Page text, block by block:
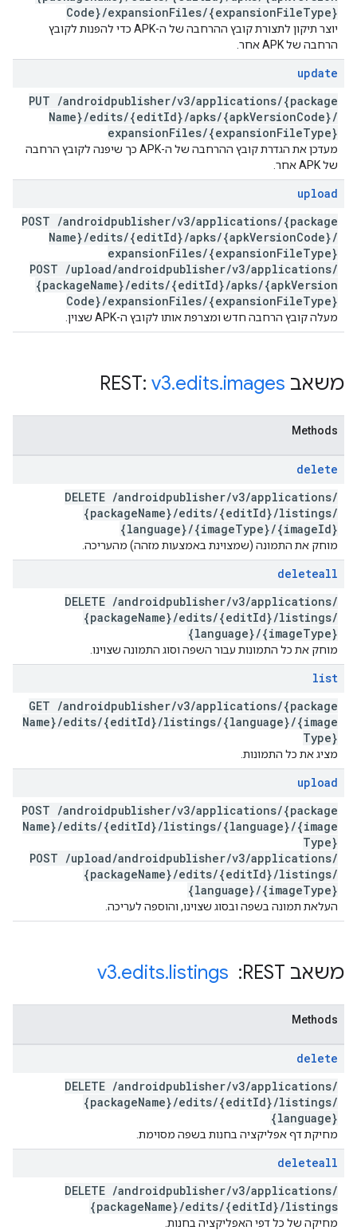
Code}/expansionFiles/{expansionFileType}
יוצר תיקון לתצורת קובץ ההרחבה של ה-APK כדי להפנות לקובץ
הרחבה של APK אחר.
update
PUT /androidpublisher/v3/applications/{package
Name}/edits/{editId}/apks/{apkVersionCode}/
expansionFiles/{expansionFileType}
מעדכן את הגדרת קובץ ההרחבה של ה-APK כך שיפנה לקובץ הרחבה
של APK אחר.
upload
POST /androidpublisher/v3/applications/{package
Name}/edits/{editId}/apks/{apkVersionCode}/
expansionFiles/{expansionFileType}
POST /upload/androidpublisher/v3/applications/
{packageName}/edits/{editId}/apks/{apkVersion
Code}/expansionFiles/{expansionFileType}
מעלה קובץ הרחבה חדש ומצרפת אותו לקובץ ה-APK שצוין.
משאב REST: v3.edits.images
Methods
delete
DELETE /androidpublisher/v3/applications/
{packageName}/edits/{editId}/listings/
{language}/{imageType}/{imageId}
מוחק את התמונה (שמצוינת באמצעות מזהה) מהעריכה.
deleteall
DELETE /androidpublisher/v3/applications/
{packageName}/edits/{editId}/listings/
{language}/{imageType}
מוחק את כל התמונות עבור השפה וסוג התמונה שצוינו.
list
GET /androidpublisher/v3/applications/{package
Name}/edits/{editId}/listings/{language}/{image
Type}
מציג את כל התמונות.
upload
POST /androidpublisher/v3/applications/{package
Name}/edits/{editId}/listings/{language}/{image
Type}
POST /upload/androidpublisher/v3/applications/
{packageName}/edits/{editId}/listings/
{language}/{imageType}
העלאת תמונה בשפה ובסוג שצוינו, והוספה לעריכה.
משאב REST: ‏ v3.edits.listings
Methods
delete
DELETE /androidpublisher/v3/applications/
{packageName}/edits/{editId}/listings/
{language}
מחיקת דף אפליקציה בחנות בשפה מסוימת.
deleteall
DELETE /androidpublisher/v3/applications/
{packageName}/edits/{editId}/listings
מחיקה של כל דפי האפליקציה בחנות.